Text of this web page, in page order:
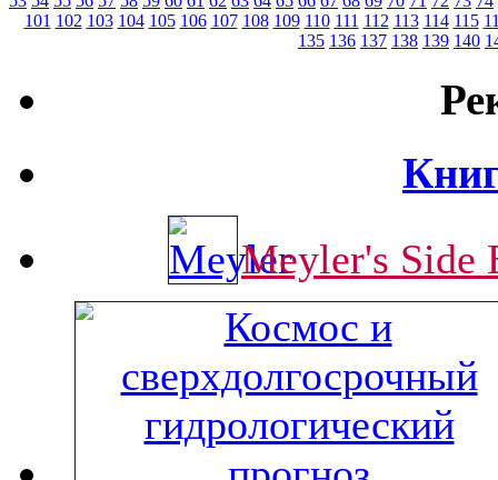
101 102 103 104 105 106 107 108 109 110 111 112 113 114 115
135 136 137 138 139 140
Meyler's Side